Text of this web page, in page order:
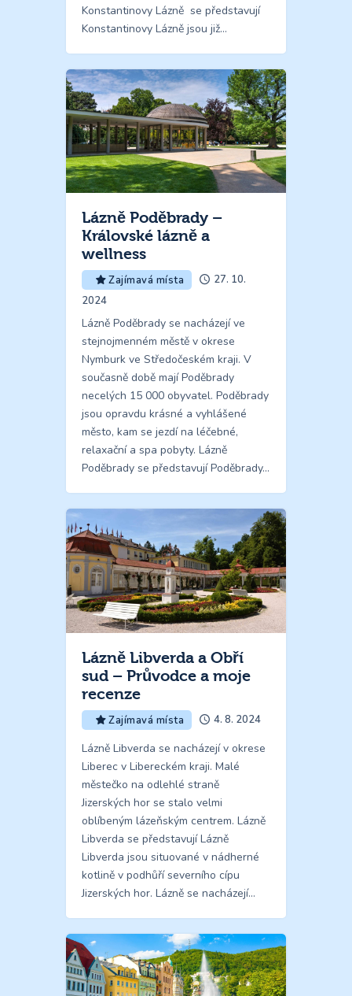
Konstantinovy Lázně se představují
Konstantinovy Lázně jsou již…
Lázně Poděbrady –
Královské lázně a
wellness
Zajímavá místa
27. 10.
2024
Lázně Poděbrady se nacházejí ve
stejnojmenném městě v okrese
Nymburk ve Středočeském kraji. V
současně době mají Poděbrady
necelých 15 000 obyvatel. Poděbrady
jsou opravdu krásné a vyhlášené
město, kam se jezdí na léčebné,
relaxační a spa pobyty. Lázně
Poděbrady se představují Poděbrady…
Lázně Libverda a Obří
sud – Průvodce a moje
recenze
Zajímavá místa 4. 8. 2024
Lázně Libverda se nacházejí v okrese
Liberec v Libereckém kraji. Malé
městečko na odlehlé straně
Jizerských hor se stalo velmi
oblíbeným lázeňským centrem. Lázně
Libverda se představují Lázně
Libverda jsou situované v nádherné
kotlině v podhůří severního cípu
Jizerských hor. Lázně se nacházejí…